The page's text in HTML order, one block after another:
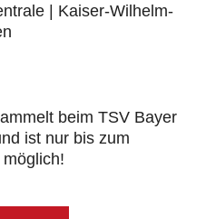
| Kaiser-Wilhelm-
beim TSV Bayer
ist nur bis zum